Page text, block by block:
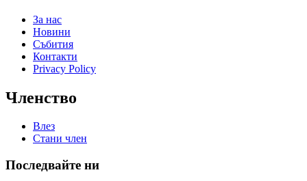
За нас
Новини
Събития
Контакти
Privacy Policy
Членство
Влез
Стани член
Последвайте ни